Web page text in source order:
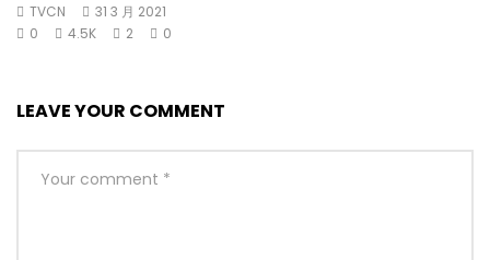
TVCN
31 3 月 2021
0
4.5K 2 0
LEAVE YOUR COMMENT